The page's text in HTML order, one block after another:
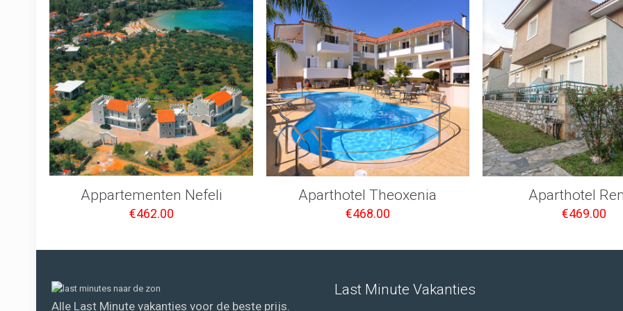
Appartementen Nefeli
€462.00
Aparthotel Theoxenia
€468.00
Aparthotel
€469.00
Alle Last Minute vakanties voor de beste prijs.
Last Minute Vakanties